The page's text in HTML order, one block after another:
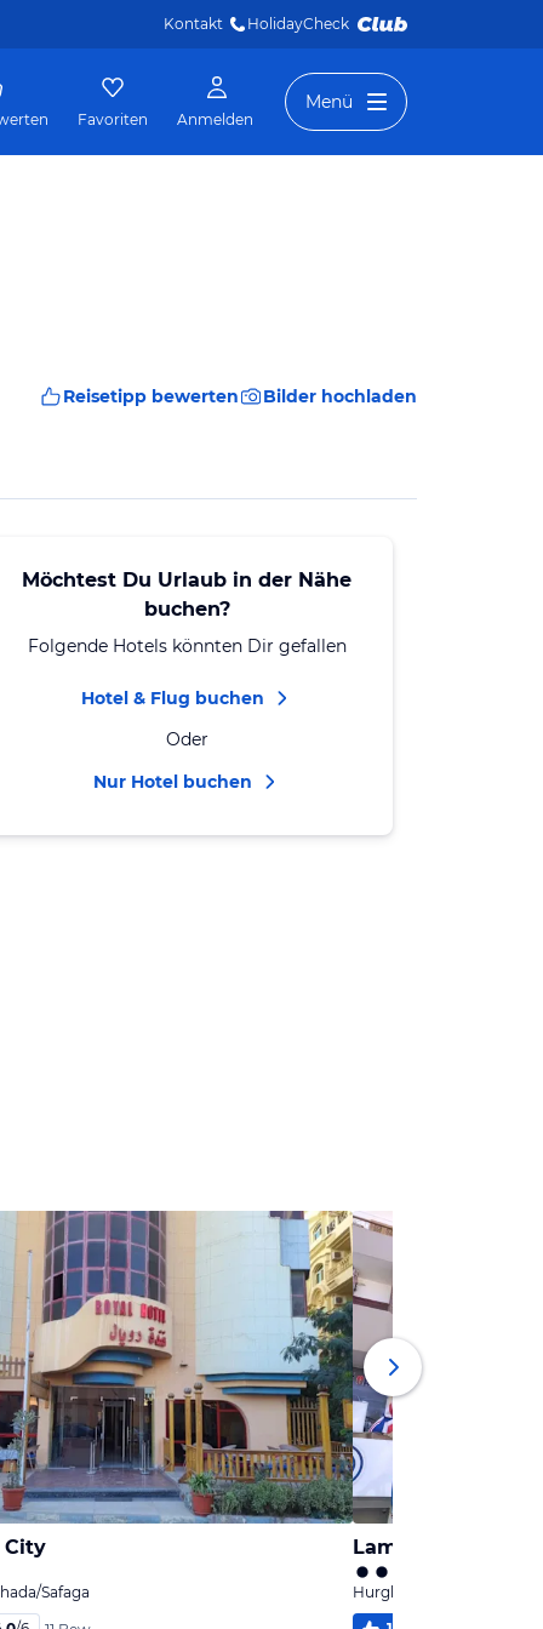
Kontakt HolidayCheck
Favoriten Anmelden
Menü
Reisetipp bewerten Bilder hochladen
Möchtest Du Urlaub in der Nähe
buchen?
Folgende Hotels könnten Dir gefallen
Hotel & Flug buchen
Oder
Nur Hotel buchen
City
Safaga
Lamera Hotel
Hurghada, Hurghada/